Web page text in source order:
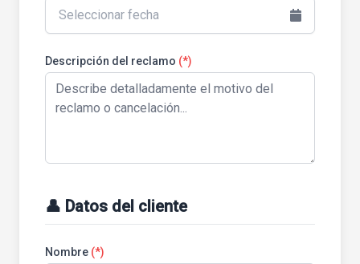
Seleccionar fecha
Descripción del reclamo (*)
👤 Datos del cliente
Nombre (*)